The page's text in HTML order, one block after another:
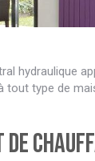
hydraulique
tout type de